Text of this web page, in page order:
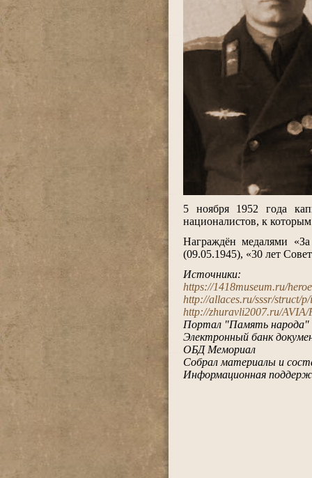
5 ноября 1952 года
националистов, к
Награждён медалями
(09.05.1945), «30 лет
Источники:
https://1418museum.ru/
http://allaces.ru/sssr/struct/
http://zhuravli2007.ru/
Портал "Память народа"
Электронный банк
ОБД Мемориал
Собрал материалы и
Информационная